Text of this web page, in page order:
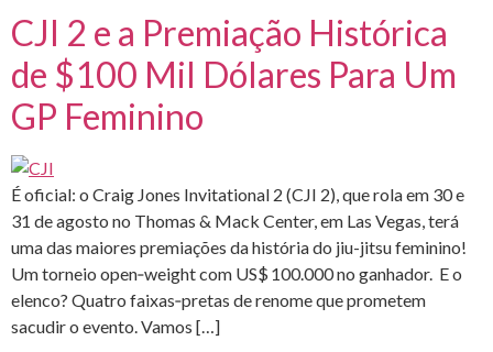
CJI 2 e a Premiação Histórica
de $100 Mil Dólares Para Um
GP Feminino
É oficial: o Craig Jones Invitational 2 (CJI 2), que rola em 30 e
31 de agosto no Thomas & Mack Center, em Las Vegas, terá
uma das maiores premiações da história do jiu-jitsu feminino!
Um torneio open‑weight com US$ 100.000 no ganhador. E o
elenco? Quatro faixas‑pretas de renome que prometem
sacudir o evento. Vamos […]